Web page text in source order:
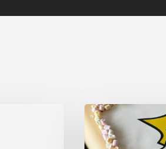
Aprillikuu
vaheaeg